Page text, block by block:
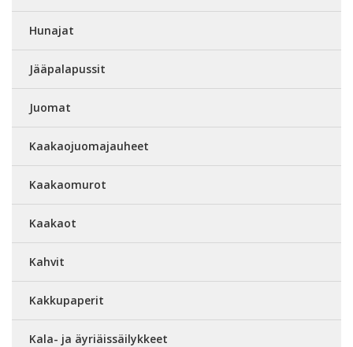
Hunajat
Jääpalapussit
Juomat
Kaakaojuomajauheet
Kaakaomurot
Kaakaot
Kahvit
Kakkupaperit
Kala- ja äyriäissäilykkeet